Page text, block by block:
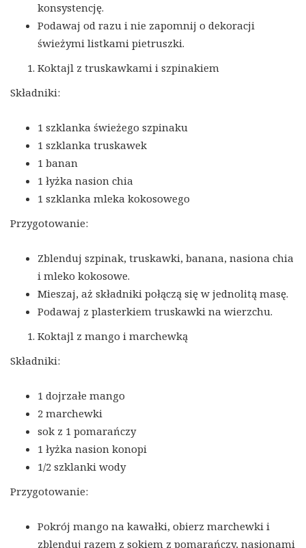
konsystencję.
Podawaj od razu i nie zapomnij o dekoracji
świeżymi listkami pietruszki.
Koktajl z truskawkami i szpinakiem
Składniki:
1 szklanka świeżego szpinaku
1 szklanka truskawek
1 banan
1 łyżka nasion chia
1 szklanka mleka kokosowego
Przygotowanie:
Zblenduj szpinak, truskawki, banana, nasiona chia
i mleko kokosowe.
Mieszaj, aż składniki połączą się w jednolitą masę.
Podawaj z plasterkiem truskawki na wierzchu.
Koktajl z mango i marchewką
Składniki:
1 dojrzałe mango
2 marchewki
sok z 1 pomarańczy
1 łyżka nasion konopi
1/2 szklanki wody
Przygotowanie:
Pokrój mango na kawałki, obierz marchewki i
zblenduj razem z sokiem z pomarańczy, nasionami